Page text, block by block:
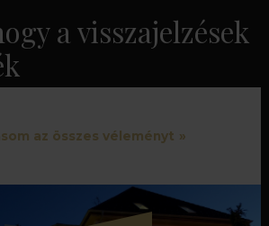
a visszajelzések
az összes véleményt